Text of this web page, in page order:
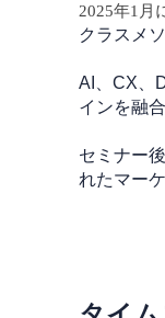
2025年1月
クラスメ
AI、CX、
インを融
セミナー
れたマー